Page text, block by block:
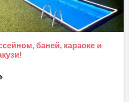
баней, караоке и